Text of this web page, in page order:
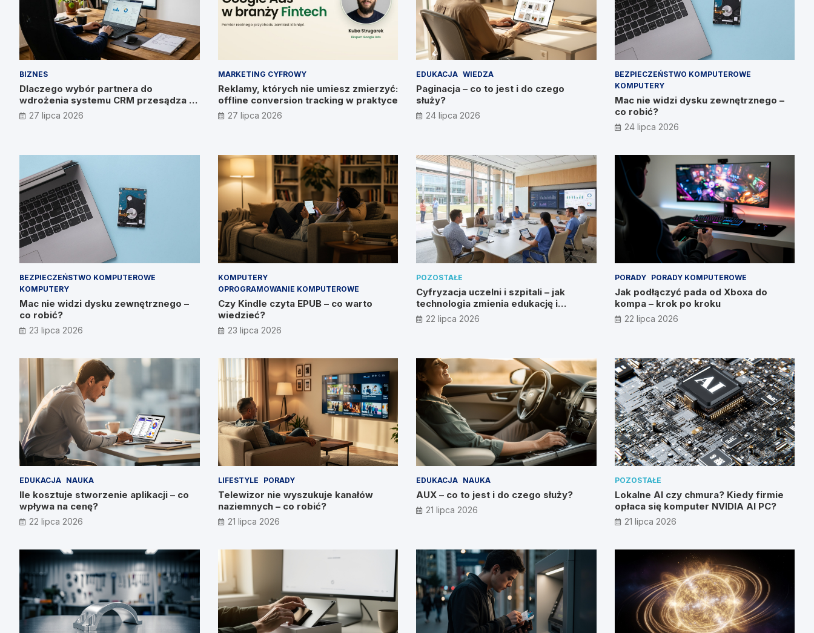
BIZNES
Dlaczego wybór partnera do
wdrożenia systemu CRM przesądza o
wyniku? Wywiad z Pawłem
Prymakowskim, CEO IT Vision
27 lipca 2026
MARKETING CYFROWY
Reklamy, których nie umiesz zmierzyć:
offline conversion tracking w praktyce
27 lipca 2026
EDUKACJA WIEDZA
Paginacja – co to jest i do czego
służy?
24 lipca 2026
BEZPIECZEŃSTWO KOMPUTEROWE
KOMPUTERY
Mac nie widzi dysku zewnętrznego –
co robić?
24 lipca 2026
BEZPIECZEŃSTWO KOMPUTEROWE
KOMPUTERY
Mac nie widzi dysku zewnętrznego –
co robić?
23 lipca 2026
KOMPUTERY
OPROGRAMOWANIE KOMPUTEROWE
Czy Kindle czyta EPUB – co warto
wiedzieć?
23 lipca 2026
POZOSTAŁE
Cyfryzacja uczelni i szpitali – jak
technologia zmienia edukację i
zdrowie?
22 lipca 2026
PORADY PORADY KOMPUTEROWE
Jak podłączyć pada od Xboxa do
kompa – krok po kroku
22 lipca 2026
EDUKACJA NAUKA
Ile kosztuje stworzenie aplikacji – co
wpływa na cenę?
22 lipca 2026
LIFESTYLE PORADY
Telewizor nie wyszukuje kanałów
naziemnych – co robić?
21 lipca 2026
EDUKACJA NAUKA
AUX – co to jest i do czego służy?
21 lipca 2026
POZOSTAŁE
Lokalne AI czy chmura? Kiedy firmie
opłaca się komputer NVIDIA AI PC?
21 lipca 2026